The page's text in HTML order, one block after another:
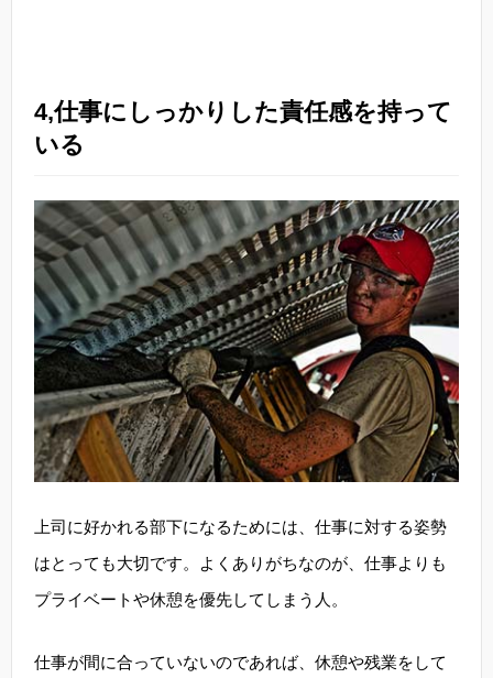
4,仕事にしっかりした責任感を持って
いる
上司に好かれる部下になるためには、仕事に対する姿勢
はとっても大切です。よくありがちなのが、仕事よりも
プライベートや休憩を優先してしまう人。
仕事が間に合っていないのであれば、休憩や残業をして